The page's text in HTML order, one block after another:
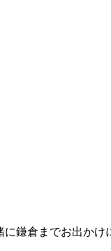
鎌倉までお出かけ